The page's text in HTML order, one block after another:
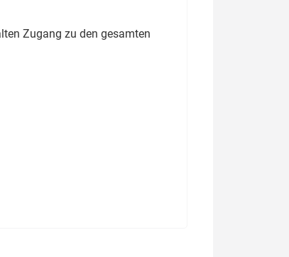
Zugang zu den gesamten